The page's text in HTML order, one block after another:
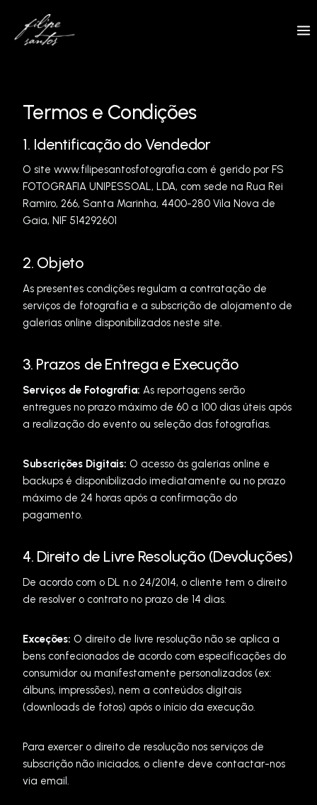
content
Termos e Condições
1. Identificação do Vendedor
O site www.filipesantosfotografia.com é gerido por FS
FOTOGRAFIA UNIPESSOAL, LDA, com sede na Rua Rei
Ramiro, 266, Santa Marinha, 4400-280 Vila Nova de
Gaia, NIF 514292601
2. Objeto
As presentes condições regulam a contratação de
serviços de fotografia e a subscrição de alojamento de
galerias online disponibilizados neste site.
3. Prazos de Entrega e Execução
Serviços de Fotografia: As reportagens serão
entregues no prazo máximo de 60 a 100 dias úteis após
a realização do evento ou seleção das fotografias.
Subscrições Digitais: O acesso às galerias online e
backups é disponibilizado imediatamente ou no prazo
máximo de 24 horas após a confirmação do
pagamento.
4. Direito de Livre Resolução (Devoluções)
De acordo com o DL n.º 24/2014, o cliente tem o direito
de resolver o contrato no prazo de 14 dias.
Exceções: O direito de livre resolução não se aplica a
bens confecionados de acordo com especificações do
consumidor ou manifestamente personalizados (ex:
álbuns, impressões), nem a conteúdos digitais
(downloads de fotos) após o início da execução.
Para exercer o direito de resolução nos serviços de
subscrição não iniciados, o cliente deve contactar-nos
via email.